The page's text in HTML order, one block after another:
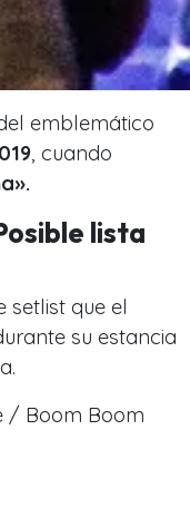
emblemático
, cuando
lista
setlist que el
su estancia
/ Boom Boom